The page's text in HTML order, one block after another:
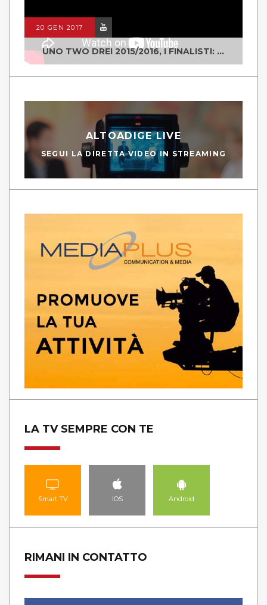
20 GEN 2017
UNO TWO DREI 2015/2016, I FINALISTI: CLASSE IV ALS ISTITUTO "DEGASPERI" BORGO VALSUGANA
ALTOADIGE LIVE
SEGUI LA DIRETTA VIDEO IN STREAMING
LA TV SEMPRE CON TE
Smart TV IOS Android
RIMANI IN CONTATTO